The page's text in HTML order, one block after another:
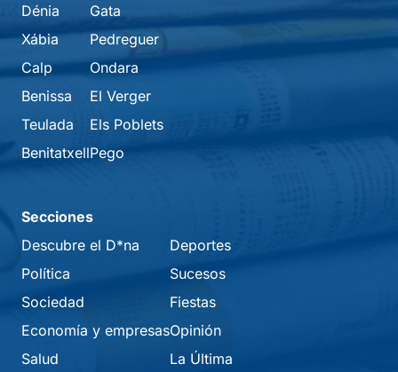
Dénia
Xábia
Calp
Benissa
Teulada
Benitatxell
Gata
Pedreguer
Ondara
El Verger
Els Poblets
Pego
Secciones
Descubre el D*na
Política
Sociedad
Economía y empresas
Salud
Deportes
Sucesos
Fiestas
Opinión
La Última